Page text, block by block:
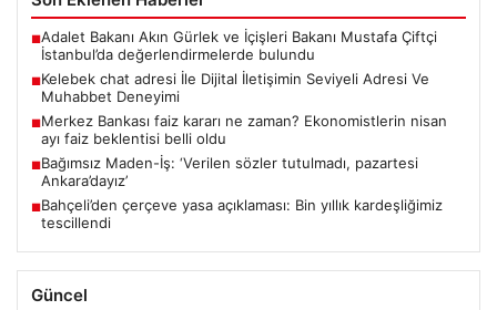
■Adalet Bakanı Akın Gürlek ve İçişleri Bakanı Mustafa Çiftçi
İstanbul’da değerlendirmelerde bulundu
■Kelebek chat adresi İle Dijital İletişimin Seviyeli Adresi Ve
Muhabbet Deneyimi
■Merkez Bankası faiz kararı ne zaman? Ekonomistlerin nisan
ayı faiz beklentisi belli oldu
■Bağımsız Maden-İş: ‘Verilen sözler tutulmadı, pazartesi
Ankara’dayız’
■Bahçeli’den çerçeve yasa açıklaması: Bin yıllık kardeşliğimiz
tescillendi
Güncel